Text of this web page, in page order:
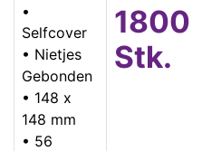
•
Selfcover
• Nietjes
Gebonden
• 148 x
148 mm
• 56
1800
Stk.